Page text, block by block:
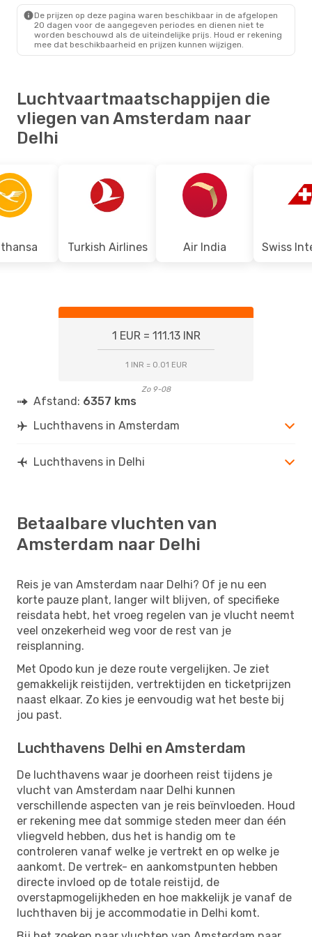
De prijzen op deze pagina waren beschikbaar in de afgelopen
20 dagen voor de aangegeven periodes en dienen niet te
worden beschouwd als de uiteindelijke prijs. Houd er rekening
mee dat beschikbaarheid en prijzen kunnen wijzigen.
Luchtvaartmaatschappijen die
vliegen van Amsterdam naar
Delhi
Turkish Airlines Air India
1 EUR = 111.13 INR
1 INR = 0.01 EUR
Zo 9-08
Afstand: 6357 kms
Luchthavens in Amsterdam
Luchthavens in Delhi
Betaalbare vluchten van
Amsterdam naar Delhi
Reis je van Amsterdam naar Delhi? Of je nu een
korte pauze plant, langer wilt blijven, of specifieke
reisdata hebt, het vroeg regelen van je vlucht neemt
veel onzekerheid weg voor de rest van je
reisplanning.
Met Opodo kun je deze route vergelijken. Je ziet
gemakkelijk reistijden, vertrektijden en ticketprijzen
naast elkaar. Zo kies je eenvoudig wat het beste bij
jou past.
Luchthavens Delhi en Amsterdam
De luchthavens waar je doorheen reist tijdens je
vlucht van Amsterdam naar Delhi kunnen
verschillende aspecten van je reis beïnvloeden. Houd
er rekening mee dat sommige steden meer dan één
vliegveld hebben, dus het is handig om te
controleren vanaf welke je vertrekt en op welke je
aankomt. De vertrek- en aankomstpunten hebben
directe invloed op de totale reistijd, de
overstapmogelijkheden en hoe makkelijk je vanaf de
luchthaven bij je accommodatie in Delhi komt.